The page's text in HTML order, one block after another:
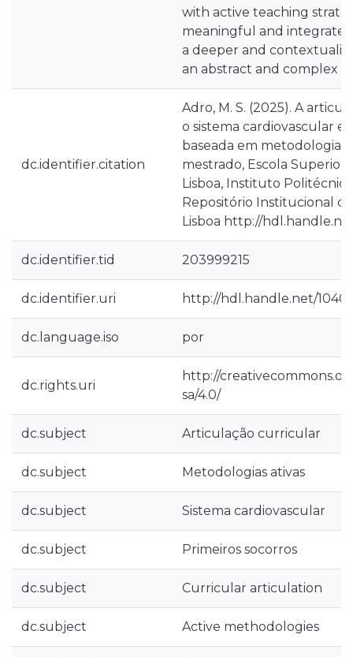
with active teaching
meaningful and
a deeper and
an abstract and complex
dc.identifier.citation
Adro, M. S. (2025). A
o sistema cardiovascular e
baseada em metodologias
mestrado, Escola Superior
Lisboa, Instituto
Repositório Institucional
Lisboa http://
dc.identifier.tid 203999215
dc.identifier.uri http://hdl.handle.net/
dc.language.iso por
dc.rights.uri
http://
sa/4.0/
dc.subject Articulação curricular
dc.subject Metodologias ativas
dc.subject Sistema cardiovascular
dc.subject Primeiros socorros
dc.subject Curricular articulation
dc.subject Active methodologies